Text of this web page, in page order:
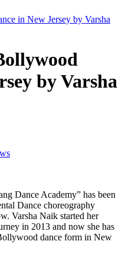
in New Jersey by Varsha
by Varsha
Dance Academy” has been
Dance choreography
Varsha Naik started her
in 2013 and now she has
dance form in New